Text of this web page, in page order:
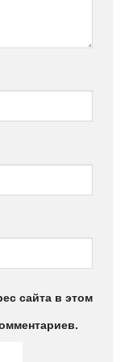
сайта в этом